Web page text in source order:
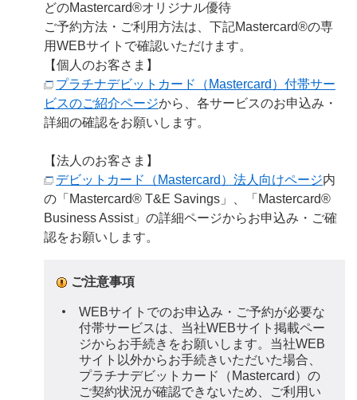
どのMastercard®オリジナル優待
ご予約方法・ご利用方法は、下記Mastercard®の専
用WEBサイトで確認いただけます。
【個人のお客さま】
プラチナデビットカード（Mastercard）付帯サー
ビスのご紹介ページから、各サービスのお申込み・
詳細の確認をお願いします。
【法人のお客さま】
デビットカード（Mastercard）法人向けページ内
の「Mastercard® T&E Savings」、「Mastercard®
Business Assist」の詳細ページからお申込み・ご確
認をお願いします。
ご注意事項
WEBサイトでのお申込み・ご予約が必要な
付帯サービスは、当社WEBサイト掲載ペー
ジからお手続きをお願いします。当社WEB
サイト以外からお手続きいただいた場合、
プラチナデビットカード（Mastercard）の
ご契約状況が確認できないため、ご利用い